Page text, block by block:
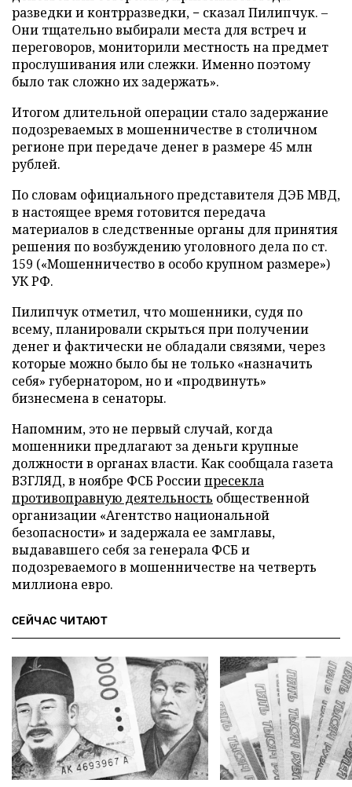
разведки и контрразведки, − сказал Пилипчук. –
Они тщательно выбирали места для встреч и
переговоров, мониторили местность на предмет
прослушивания или слежки. Именно поэтому
было так сложно их задержать».
Итогом длительной операции стало задержание
подозреваемых в мошенничестве в столичном
регионе при передаче денег в размере 45 млн
рублей.
По словам официального представителя ДЭБ МВД,
в настоящее время готовится передача
материалов в следственные органы для принятия
решения по возбуждению уголовного дела по ст.
159 («Мошенничество в особо крупном размере»)
УК РФ.
Пилипчук отметил, что мошенники, судя по
всему, планировали скрыться при получении
денег и фактически не обладали связями, через
которые можно было бы не только «назначить
себя» губернатором, но и «продвинуть»
бизнесмена в сенаторы.
Напомним, это не первый случай, когда
мошенники предлагают за деньги крупные
должности в органах власти. Как сообщала газета
ВЗГЛЯД, в ноябре ФСБ Россиипресекла
противоправную деятельность общественной
организации «Агентство национальной
безопасности» и задержала ее замглавы,
выдававшего себя за генерала ФСБ и
подозреваемого в мошенничестве на четверть
миллиона евро.
СЕЙЧАС ЧИТАЮТ